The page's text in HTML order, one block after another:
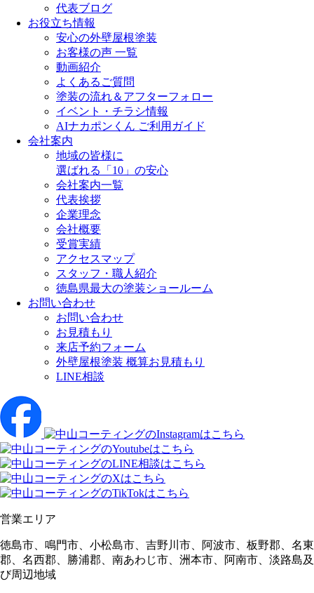
代表ブログ
お役立ち情報
安心の外壁屋根塗装
お客様の声 一覧
動画紹介
よくあるご質問
塗装の流れ＆アフターフォロー
イベント・チラシ情報
AIナカポンくん ご利用ガイド
会社案内
地域の皆様に
選ばれる「10」の安心
会社案内一覧
代表挨拶
企業理念
会社概要
受賞実績
アクセスマップ
スタッフ・職人紹介
徳島県最大の塗装ショールーム
お問い合わせ
お問い合わせ
お見積もり
来店予約フォーム
外壁屋根塗装 概算お見積もり
LINE相談
営業エリア
徳島市、鳴門市、小松島市、吉野川市、阿波市、板野郡、名東
郡、名西郡、勝浦郡、南あわじ市、洲本市、阿南市、淡路島及
び周辺地域